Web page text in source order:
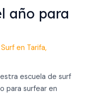
año para
en Tarifa,
escuela de surf
para surfear en